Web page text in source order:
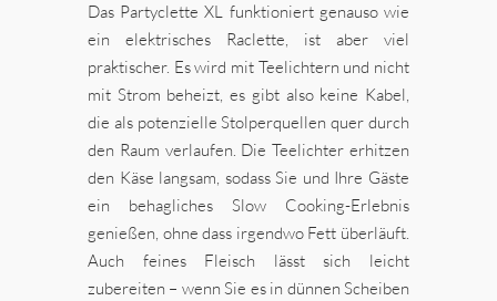
Das Partyclette XL funktioniert genauso wie
ein elektrisches Raclette, ist aber viel
praktischer. Es wird mit Teelichtern und nicht
mit Strom beheizt, es gibt also keine Kabel,
die als potenzielle Stolperquellen quer durch
den Raum verlaufen. Die Teelichter erhitzen
den Käse langsam, sodass Sie und Ihre Gäste
ein behagliches Slow Cooking-Erlebnis
genießen, ohne dass irgendwo Fett überläuft.
Auch feines Fleisch lässt sich leicht
zubereiten – wenn Sie es in dünnen Scheiben